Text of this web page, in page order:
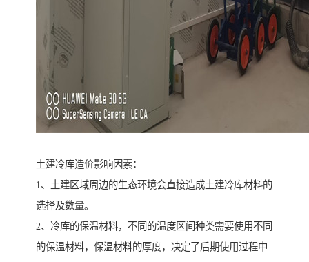
土建冷库造价影响因素：
1、土建区域周边的生态环境会直接造成土建冷库材料的
选择及数量。
2、冷库的保温材料，不同的温度区间种类需要使用不同
的保温材料，保温材料的厚度，决定了后期使用过程中